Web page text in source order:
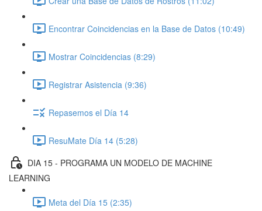
Encontrar Coincidencias en la Base de Datos (10:49)
Mostrar Coincidencias (8:29)
Registrar Asistencia (9:36)
Repasemos el Día 14
ResuMate Día 14 (5:28)
DIA 15 - PROGRAMA UN MODELO DE MACHINE
LEARNING
Meta del Día 15 (2:35)